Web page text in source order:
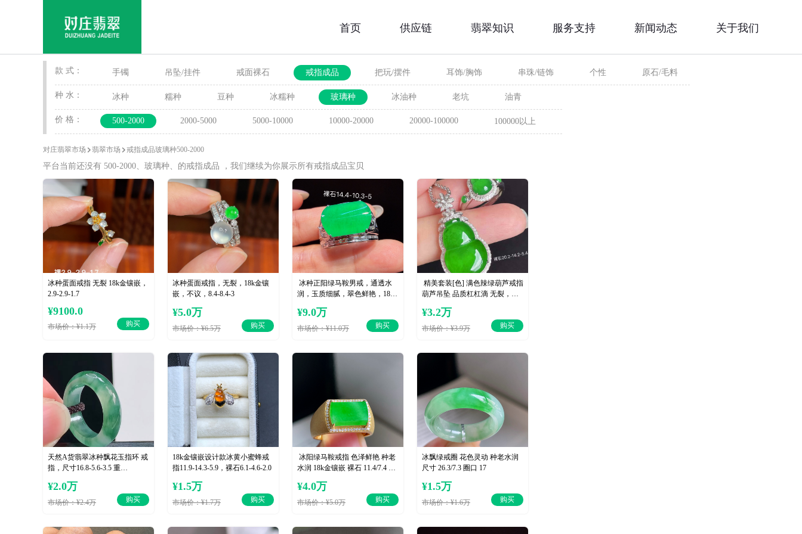
首页 供应链 翡翠知识 服务支持 新闻动态 关于我们
款 式： 手镯 吊坠/挂件 戒面裸石 戒指成品 把玩/摆件 耳饰/胸饰 串珠/链饰 个性 原石/毛料
种 水： 冰种 糯种 豆种 冰糯种 玻璃种 冰油种 老坑 油青
价 格： 500-2000 2000-5000 5000-10000 10000-20000 20000-100000 100000以上
对庄翡翠市场 翡翠市场 戒指成品玻璃种500-2000
平台当前还没有 500-2000、玻璃种、的戒指成品 ，我们继续为你展示所有戒指成品宝贝
️冰种蛋面戒指 无裂 18k金镶嵌，
2.9-2.9-1.7
¥9100.0
市场价：¥1.1万 购买
️冰种蛋面戒指，无裂，18k金镶
嵌，不议，8.4-8.4-3
¥5.0万
市场价：¥6.5万 购买
️ 冰种正阳绿马鞍男戒，通透水
润，玉质细腻，翠色鲜艳，18k
¥9.0万
市场价：¥11.0万 购买
️ 精美套装[色] 满色辣绿葫芦戒指
葫芦吊坠 品质杠杠滴 无裂，一
¥3.2万
市场价：¥3.9万 购买
天然A货翡翠冰种飘花玉指环 戒
指，尺寸16.8-5.6-3.5 重
¥2.0万
市场价：¥2.4万 购买
18k金镶嵌设计款冰黄小蜜蜂戒
指11.9-14.3-5.9，裸石6.1-4.6-2.0
¥1.5万
市场价：¥1.7万 购买
️ 冰阳绿马鞍戒指 色泽鲜艳 种老
水润 18k金镶嵌 裸石 11.4/7.4 圈
¥4.0万
市场价：¥5.0万 购买
冰飘绿戒圈 花色灵动 种老水润
尺寸 26.3/7.3 圈口 17
¥1.5万
市场价：¥1.6万 购买